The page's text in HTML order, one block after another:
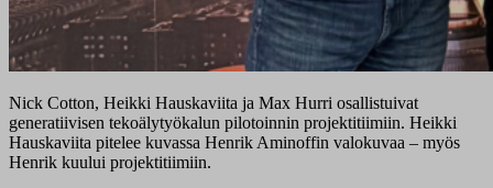
Nick Cotton, Heikki Hauskaviita ja Max Hurri osallistuivat
generatiivisen tekoälytyökalun pilotoinnin projektitiimiin. Heikki
Hauskaviita pitelee kuvassa Henrik Aminoffin valokuvaa – myös
Henrik kuului projektitiimiin.